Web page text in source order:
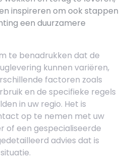
inspireren om ook stappen
een duurzamere
te benadrukken dat de
kunnen variëren,
factoren zoals
en de specifieke regels
in uw regio. Het is
op te nemen met uw
of een gespecialiseerde
advies dat is